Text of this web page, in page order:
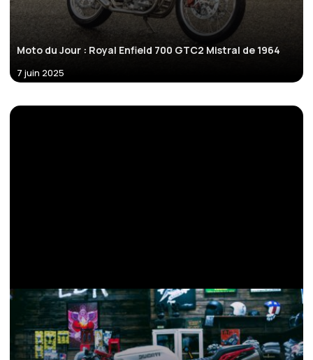
Moto du Jour : Royal Enfield 700 GTC2 Mistral de 1964
7 juin 2025